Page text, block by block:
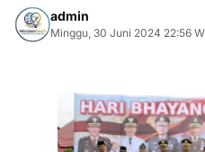
admin
Minggu, 30 Juni 2024 22:56